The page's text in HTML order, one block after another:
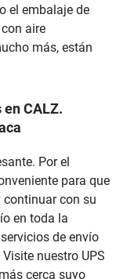
el embalaje de
aire
más, están
CALZ.
Por el
para que
con su
en toda la
de envío
nuestro UPS
cerca suyo